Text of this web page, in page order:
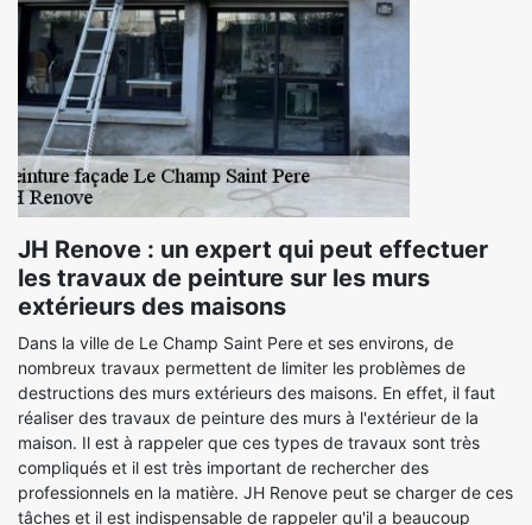
JH Renove : un expert qui peut effectuer
les travaux de peinture sur les murs
extérieurs des maisons
Dans la ville de Le Champ Saint Pere et ses environs, de
nombreux travaux permettent de limiter les problèmes de
destructions des murs extérieurs des maisons. En effet, il faut
réaliser des travaux de peinture des murs à l'extérieur de la
maison. Il est à rappeler que ces types de travaux sont très
compliqués et il est très important de rechercher des
professionnels en la matière. JH Renove peut se charger de ces
tâches et il est indispensable de rappeler qu'il a beaucoup